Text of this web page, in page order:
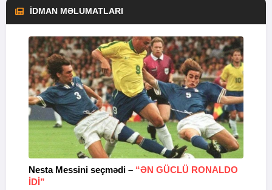
İDMAN MƏLUMATLARI
Nesta Messini seçmədi – “ƏN GÜCLÜ RONALDO
IDI”